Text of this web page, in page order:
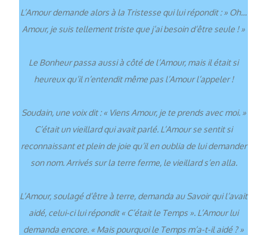
L’Amour demande alors à la Tristesse qui lui répondit : » Oh…
Amour, je suis tellement triste que j’ai besoin d’être seule ! »
Le Bonheur passa aussi à côté de l’Amour, mais il était si
heureux qu’il n’entendit même pas l’Amour l’appeler !
Soudain, une voix dit : « Viens Amour, je te prends avec moi. »
C’était un vieillard qui avait parlé. L’Amour se sentit si
reconnaissant et plein de joie qu’il en oublia de lui demander
son nom. Arrivés sur la terre ferme, le vieillard s’en alla.
L’Amour, soulagé d’être à terre, demanda au Savoir qui l’avait
aidé, celui-ci lui répondit « C’était le Temps ». L’Amour lui
demanda encore. « Mais pourquoi le Temps m’a-t-il aidé ? »